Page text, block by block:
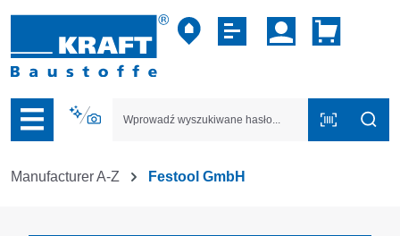
do nawigacji na platformie B2B
Manufacturer A-Z Festool GmbH